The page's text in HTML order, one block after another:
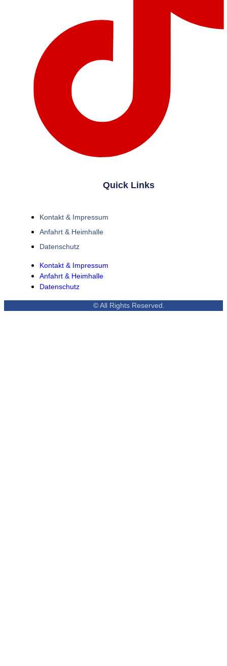
Quick Links
Kontakt & Impressum
Anfahrt & Heimhalle
Datenschutz
Kontakt & Impressum
Anfahrt & Heimhalle
Datenschutz
© All Rights Reserved.